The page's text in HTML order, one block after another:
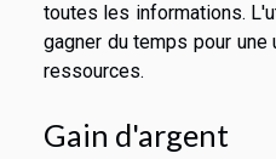
toutes les informations.
gagner du temps pour
ressources.
Gain d'argent